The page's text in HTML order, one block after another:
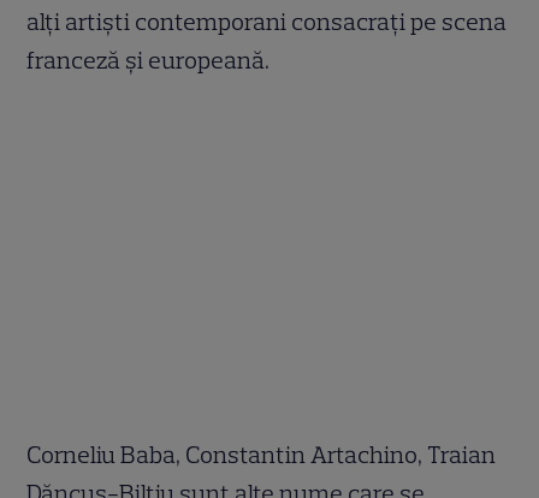
alți artiști contemporani consacrați pe scena
franceză și europeană.
Corneliu Baba, Constantin Artachino, Traian